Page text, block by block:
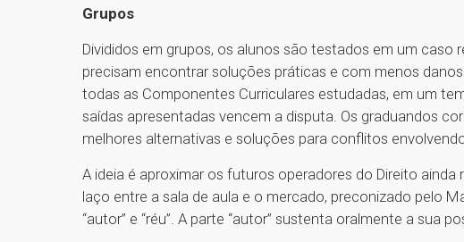
Grupos
Divididos em grupos, os alunos são testados em um caso
precisam encontrar soluções práticas e com menos
todas as Componentes Curriculares estudadas, em um
saídas apresentadas vencem a disputa. Os graduandos
melhores alternativas e soluções para conflitos
A ideia é aproximar os futuros operadores do Direito
laço entre a sala de aula e o mercado, preconizado pelo
“autor” e “réu”. A parte “autor” sustenta oralmente a sua